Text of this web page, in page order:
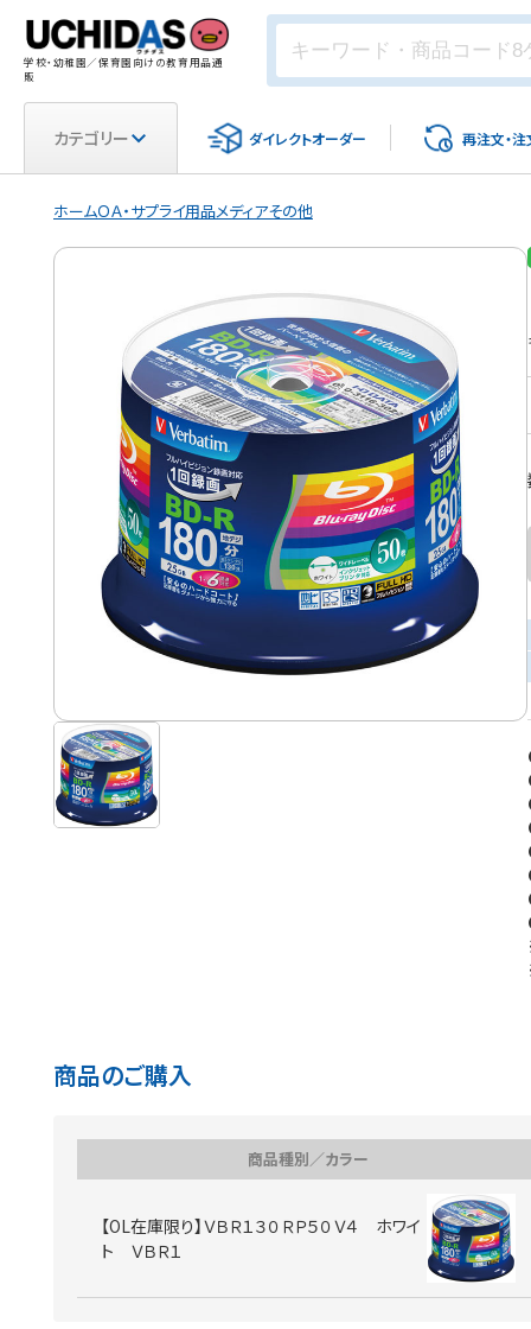
学校・幼稚園／保育園向けの教育用品通
販
カテゴリー ダイレクトオーダー 再注文・注
ホームＯＡ・サプライ用品メディアその他
商品のご購入
商品種別／カラー
【OL在庫限り】ＶＢＲ１３０ＲＰ５０Ｖ４ ホワイ
ト ＶＢＲ１